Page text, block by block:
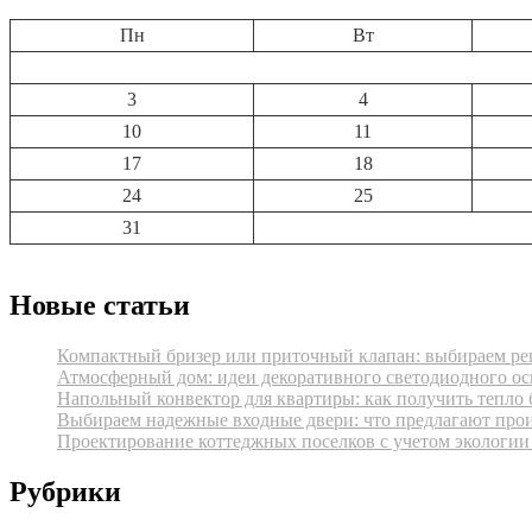
Пн
Вт
3
4
10
11
17
18
24
25
31
Новые статьи
Компактный бризер или приточный клапан: выбираем
Атмосферный дом: идеи декоративного светодиодного
Напольный конвектор для квартиры: как получить тепло
Выбираем надежные входные двери: что предлагают
Проектирование коттеджных поселков с учетом
Рубрики